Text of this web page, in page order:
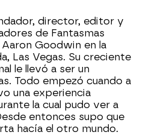
director, editor y
de Fantasmas
Aaron Goodwin en la
Las Vegas. Su creciente
le llevó a ser un
Todo empezó cuando a
una experiencia
la cual pudo ver a
entonces supo que
hacía el otro mundo.